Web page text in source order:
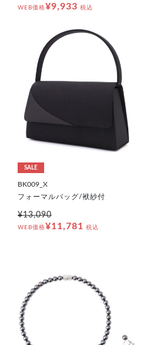
WEB価格¥9,933 税込
SALE
BK009_X
フォーマルバッグ/袱紗付
¥13,090
WEB価格¥11,781 税込